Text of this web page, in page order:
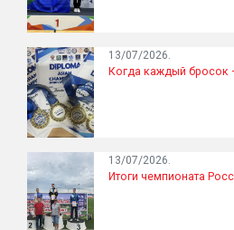
13/07/2026.
Когда каждый бросок
13/07/2026.
Итоги чемпионата